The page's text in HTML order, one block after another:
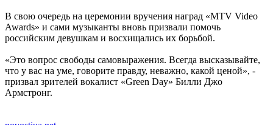
В свою очередь на церемонии вручения наград «MTV Video
Awards» и сами музыканты вновь призвали помочь
российским девушкам и восхищались их борьбой.
«Это вопрос свободы самовыражения. Всегда высказывайте,
что у вас на уме, говорите правду, неважно, какой ценой», -
призвал зрителей вокалист «Green Day» Билли Джо
Армстронг.